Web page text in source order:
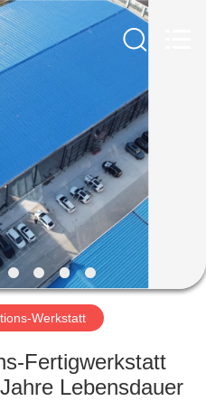
Werkstatt
Fertigwerkstatt
Lebensdauer